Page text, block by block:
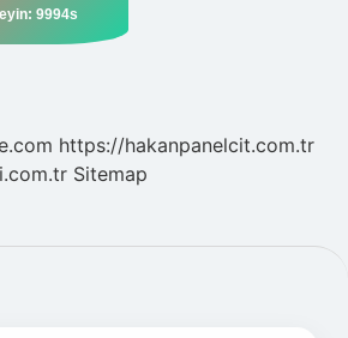
https://hakanpanelcit.com.tr
Sitemap